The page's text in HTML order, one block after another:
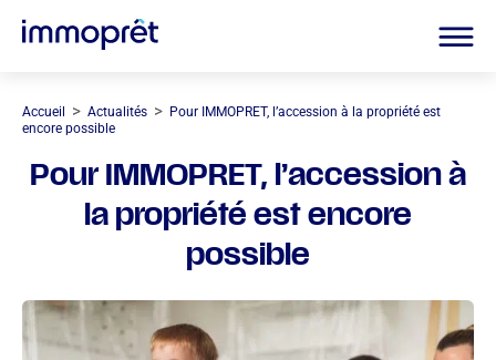
Accueil > Actualités > Pour IMMOPRET, l’accession à la propriété est
encore possible
Pour IMMOPRET, l’accession à
la propriété est encore
possible